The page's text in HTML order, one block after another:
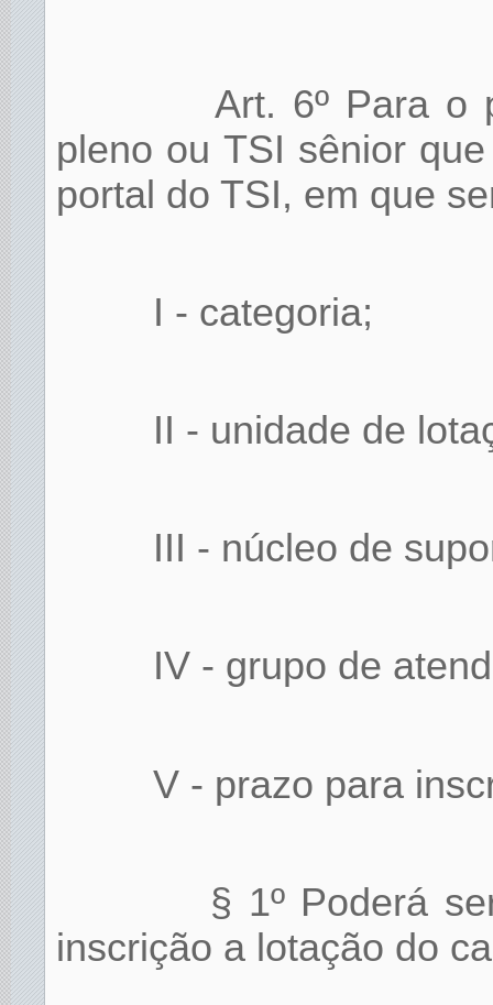
Art. 6º Para o
pleno ou TSI sênior
portal do TSI, em que
I - categoria;
II - unidade de
III - núcleo de
IV - grupo de
V - prazo para
§ 1º Poderá
inscrição a lotação do